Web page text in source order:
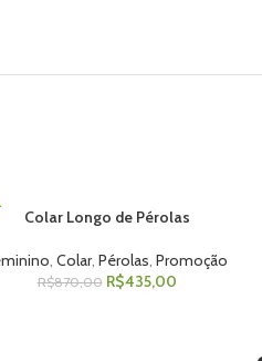
AO CARRINHO
Colar Longo de Pérolas
, Colar, Pérolas, Promoção
R$870,00 R$435,00